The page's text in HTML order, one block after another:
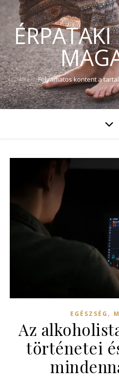
Folyamatos kontent a
EGÉSZSÉG ,
Az
történetei